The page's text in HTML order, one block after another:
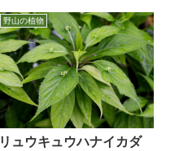
野山の植物
リュウキュウハナイカダ